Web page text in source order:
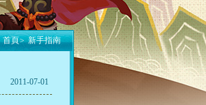
首頁> 新手指南
2011-07-01